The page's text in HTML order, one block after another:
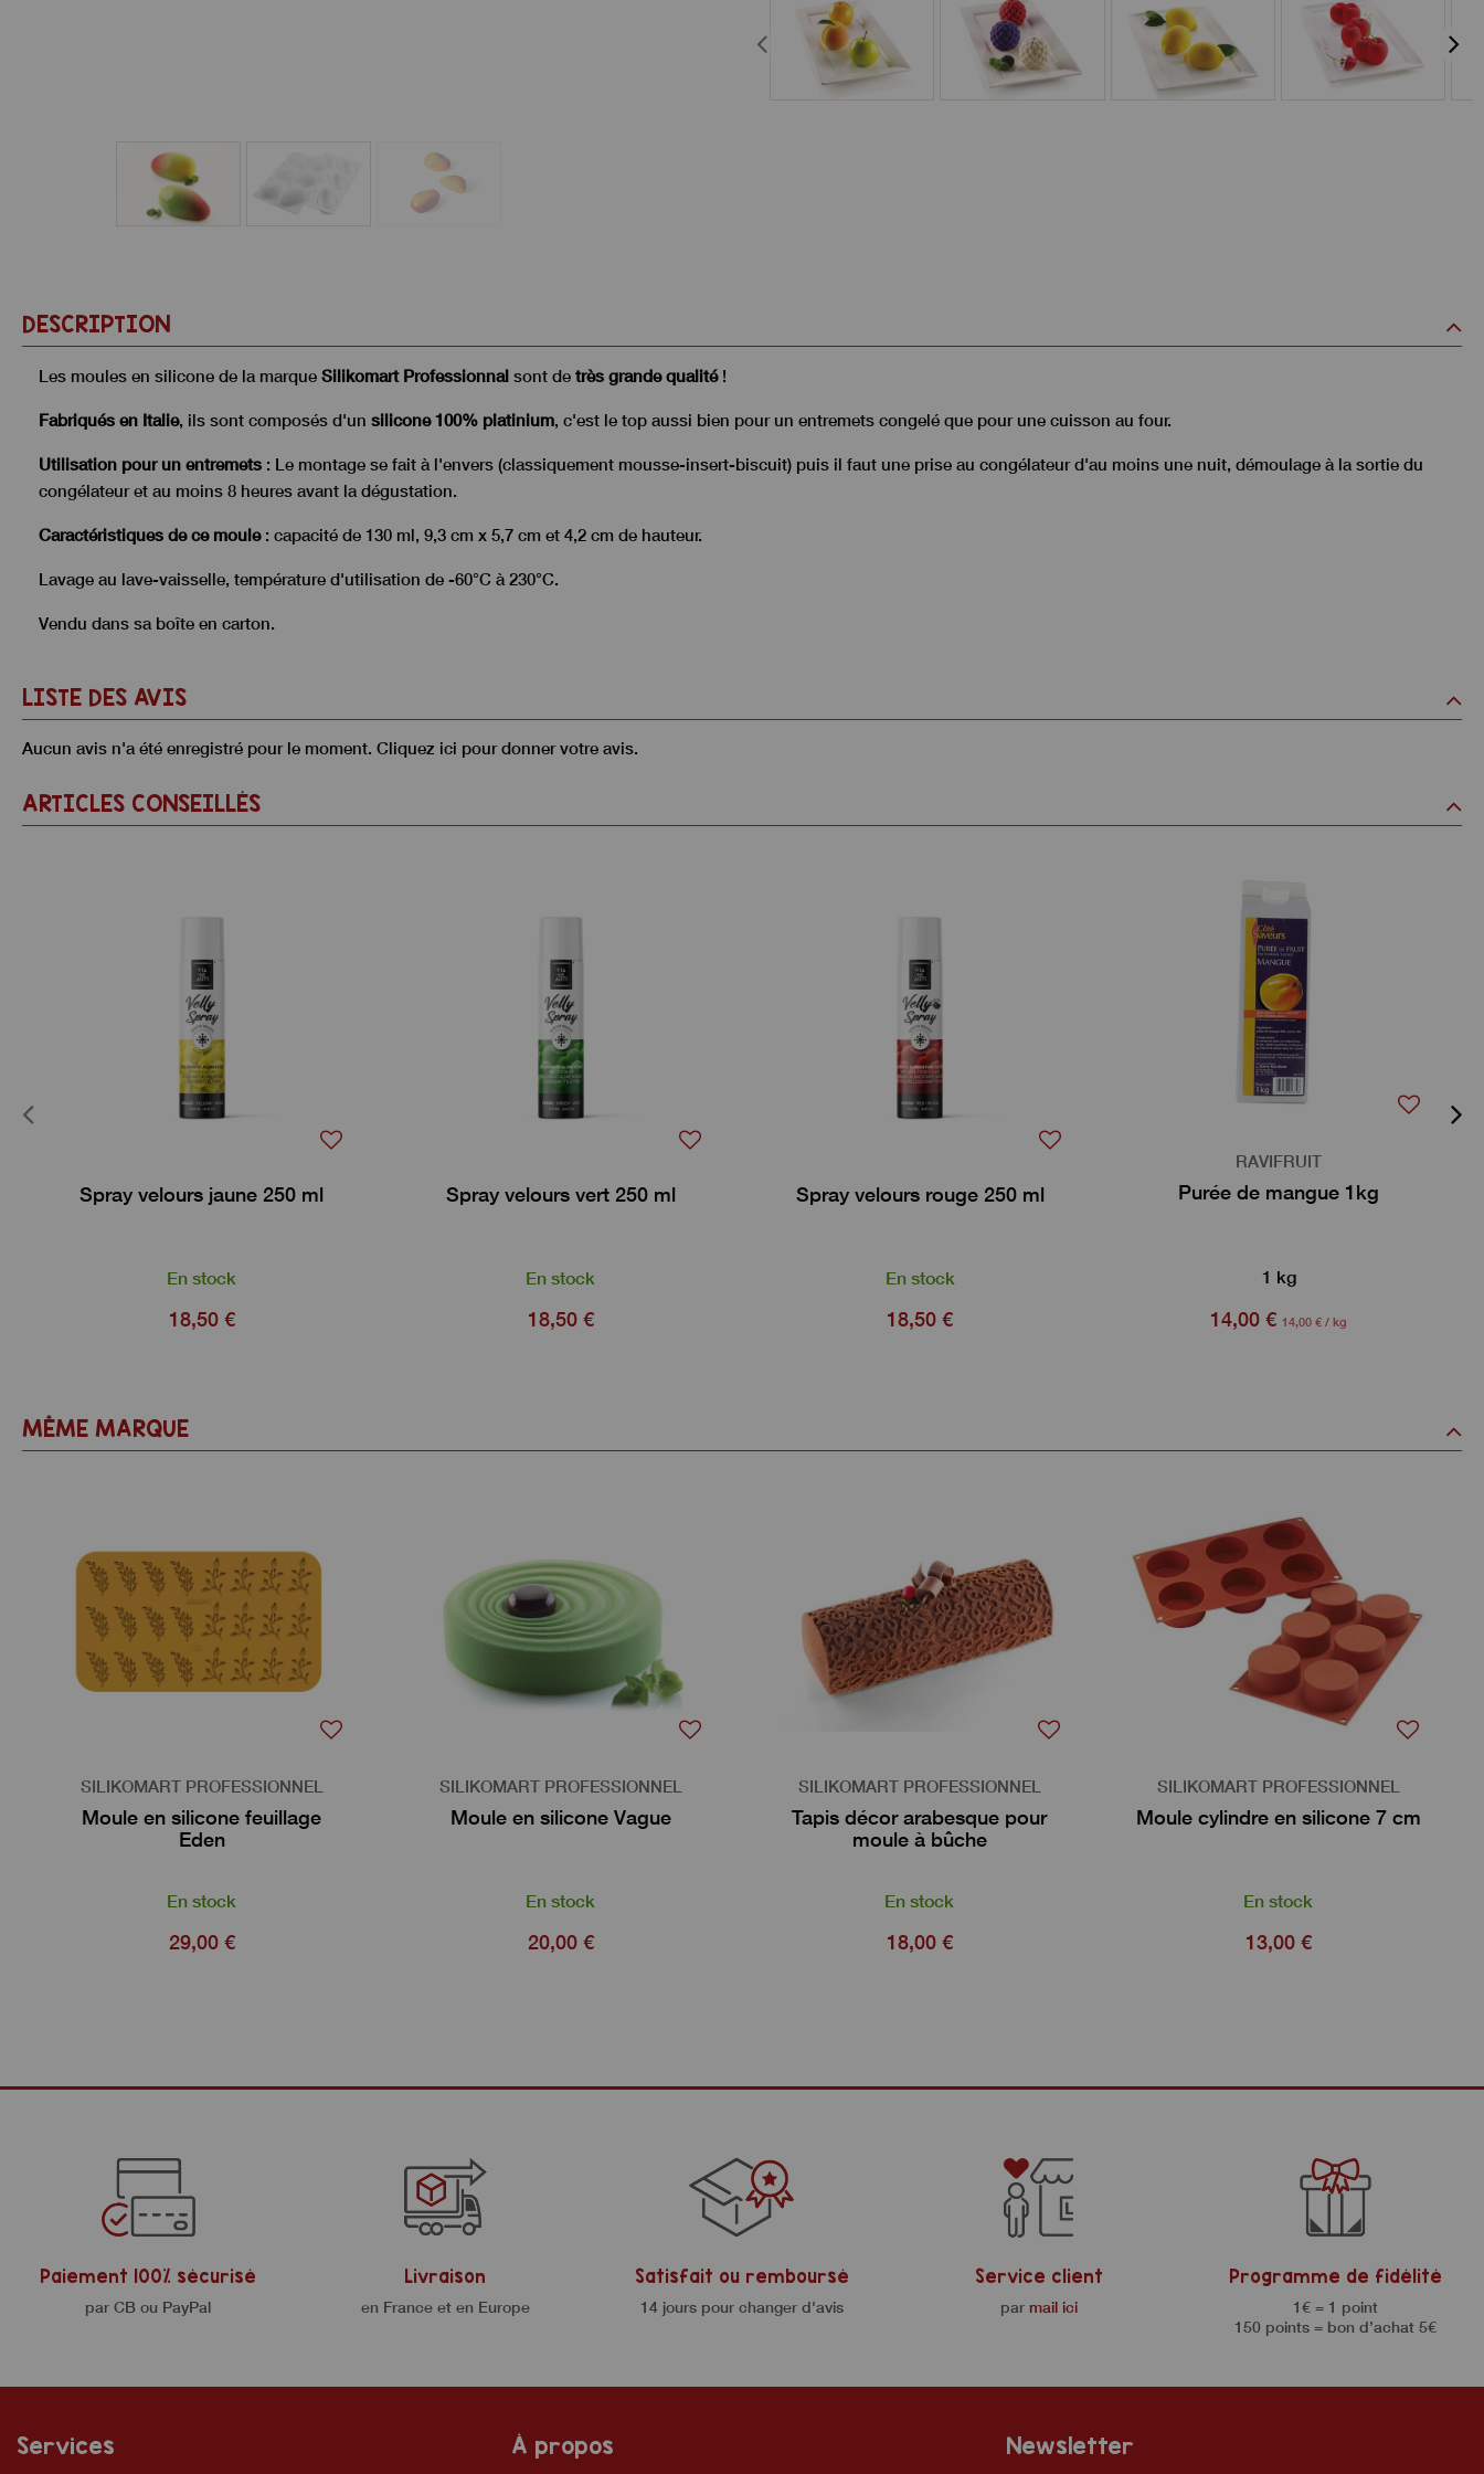
DESCRIPTION
Les moules en silicone de la marque Silikomart Professionnal sont de très grande qualité!
Fabriqués en Italie, ils sont composés d'un silicone 100% platinium, c'est le top aussi bien pour un entremets congelé que pour une cuisson au four.
Utilisation pour un entremets : Le montage se fait à l'envers (classiquement mousse-insert-biscuit) puis il faut une prise au congélateur d'au moins une nuit, démoulage à la sortie du
congélateur et au moins 8 heures avant la dégustation.
Caractéristiques de ce moule: capacité de 130 ml, 9,3 cm x 5,7 cm et 4,2 cm de hauteur.
Lavage au lave-vaisselle, température d'utilisation de -60°C à 230°C.
Vendu dans sa boîte en carton.
LISTE DES AVIS
Aucun avis n'a été enregistré pour le moment. Cliquez ici pour donner votre avis.
ARTICLES CONSEILLÉS
Spray velours jaune 250 ml
En stock
18,50 €
Spray velours vert 250 ml
En stock
18,50 €
Spray velours rouge 250 ml
En stock
18,50 €
RAVIFRUIT
Purée de mangue 1kg
1 kg
14,00 €14,00 € / kg
MÊME MARQUE
SILIKOMART PROFESSIONNEL
Moule en silicone feuillage
Eden
En stock
29,00 €
SILIKOMART PROFESSIONNEL
Moule en silicone Vague
En stock
20,00 €
SILIKOMART PROFESSIONNEL
Tapis décor arabesque pour
moule à bûche
En stock
18,00 €
SILIKOMART PROFESSIONNEL
Moule cylindre en silicone 7 cm
En stock
13,00 €
Paiement 100% sécurisé
par CB ou PayPal
Livraison
en France et en Europe
Satisfait ou remboursé
14 jours pour changer d'avis
Service client
par mail ici
Programme de fidélité
1€ = 1 point
150 points = bon d’achat 5€
Services À propos Newsletter